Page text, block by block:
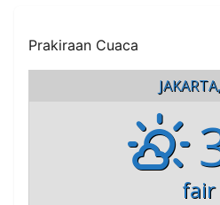
Prakiraan Cuaca
fair